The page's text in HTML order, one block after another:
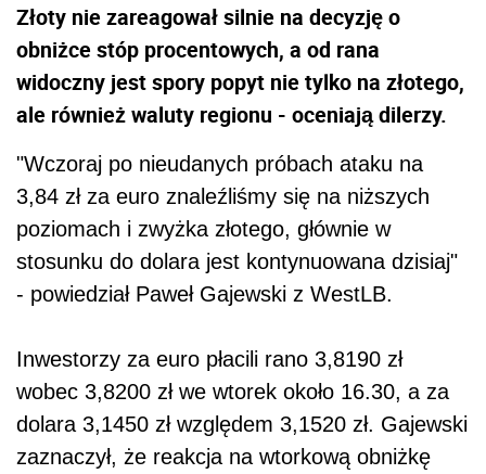
Złoty nie zareagował silnie na decyzję o
obniżce stóp procentowych, a od rana
widoczny jest spory popyt nie tylko na złotego,
ale również waluty regionu - oceniają dilerzy.
"Wczoraj po nieudanych próbach ataku na
3,84 zł za euro znaleźliśmy się na niższych
poziomach i zwyżka złotego, głównie w
stosunku do dolara jest kontynuowana dzisiaj"
- powiedział Paweł Gajewski z WestLB.
Inwestorzy za euro płacili rano 3,8190 zł
wobec 3,8200 zł we wtorek około 16.30, a za
dolara 3,1450 zł względem 3,1520 zł. Gajewski
zaznaczył, że reakcja na wtorkową obniżkę